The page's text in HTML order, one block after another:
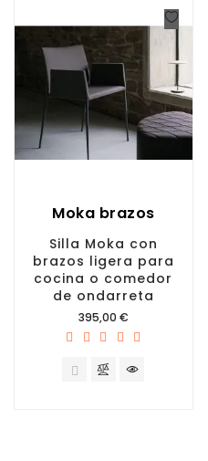
Moka brazos
Silla Moka con
brazos ligera para
cocina o comedor
de ondarreta
Precio
395,00 €